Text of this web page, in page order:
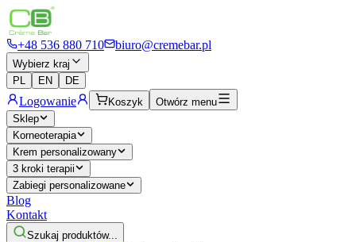
+48 536 880 710 biuro@cremebar.pl
Wybierz kraj
PL
EN DE
Logowanie Koszyk
Otwórz menu
Sklep
Korneoterapia
Krem personalizowany
3 kroki terapii
Zabiegi personalizowane
Blog
Kontakt
Szukaj produktów...